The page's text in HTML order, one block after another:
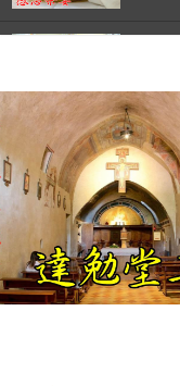
錢玲
【信
玲珠
【信
—金
【信
—金